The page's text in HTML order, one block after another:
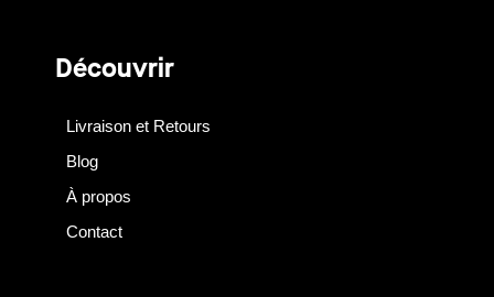
Découvrir
Livraison et Retours
Blog
À propos
Contact